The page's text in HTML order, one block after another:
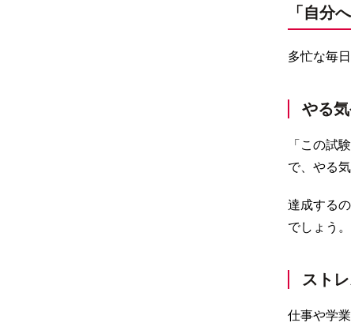
「自分
多忙な毎
やる
「この試
で、やる
達成する
でしょう。
スト
仕事や学